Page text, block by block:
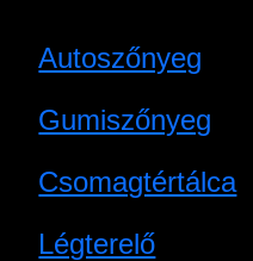
Autoszőnyeg
Gumiszőnyeg
Csomagtértálca
Légterelő